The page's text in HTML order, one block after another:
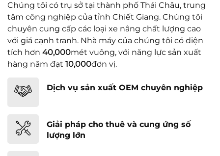
Chúng tôi có trụ sở tại thành phố Thái Châu, trung
tâm công nghiệp của tỉnh Chiết Giang. Chúng tôi
chuyên cung cấp các loại xe nâng chất lượng cao
với giá cạnh tranh. Nhà máy của chúng tôi có diện
tích hơn 40,000mét vuông, với năng lực sản xuất
hàng năm đạt 10,000đơn vị.
Dịch vụ sản xuất OEM chuyên nghiệp
Giải pháp cho thuê và cung ứng số
lượng lớn